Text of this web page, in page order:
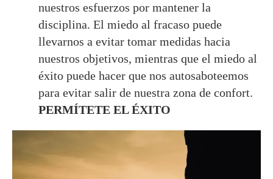
nuestros esfuerzos por mantener la
disciplina. El miedo al fracaso puede
llevarnos a evitar tomar medidas hacia
nuestros objetivos, mientras que el miedo al
éxito puede hacer que nos autosaboteemos
para evitar salir de nuestra zona de confort.
PERMÍTETE EL ÉXITO